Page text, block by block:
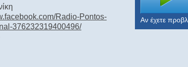
Radio-Pontos-
376232319400496/
Αν έχετε